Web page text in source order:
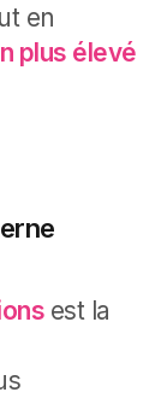
en
plus élevé
est la